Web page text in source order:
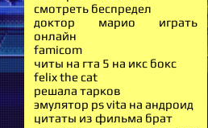
смотреть беспредел
доктор марио играть
онлайн
famicom
читы на гта 5 на икс бокс
felix the cat
решала тарков
эмулятор ps vita на андроид
цитаты из фильма брат